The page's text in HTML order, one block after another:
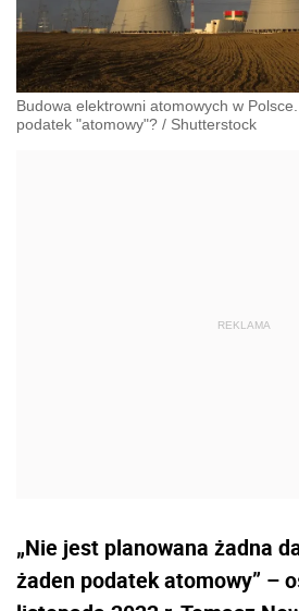
Budowa elektrowni atomowych w
podatek "atomowy"? / Shutterstock
„Nie jest planowana żadna
żaden podatek atomowy” –